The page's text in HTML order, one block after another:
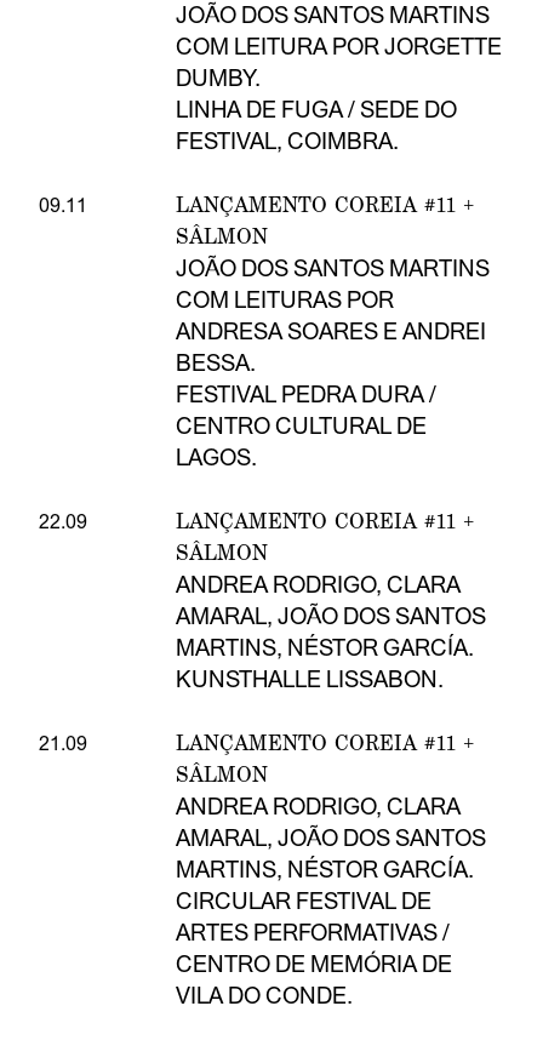
JOÃO DOS SANTOS MARTINS
COM LEITURA POR JORGETTE
DUMBY.
LINHA DE FUGA / SEDE DO
FESTIVAL, COIMBRA.
09.11
LANÇAMENTO COREIA #11 +
SÂLMON
JOÃO DOS SANTOS MARTINS
COM LEITURAS POR
ANDRESA SOARES E ANDREI
BESSA.
FESTIVAL PEDRA DURA /
CENTRO CULTURAL DE
LAGOS.
22.09
LANÇAMENTO COREIA #11 +
SÂLMON
ANDREA RODRIGO, CLARA
AMARAL, JOÃO DOS SANTOS
MARTINS, NÉSTOR GARCÍA.
KUNSTHALLE LISSABON.
21.09
LANÇAMENTO COREIA #11 +
SÂLMON
ANDREA RODRIGO, CLARA
AMARAL, JOÃO DOS SANTOS
MARTINS, NÉSTOR GARCÍA.
CIRCULAR FESTIVAL DE
ARTES PERFORMATIVAS /
CENTRO DE MEMÓRIA DE
VILA DO CONDE.